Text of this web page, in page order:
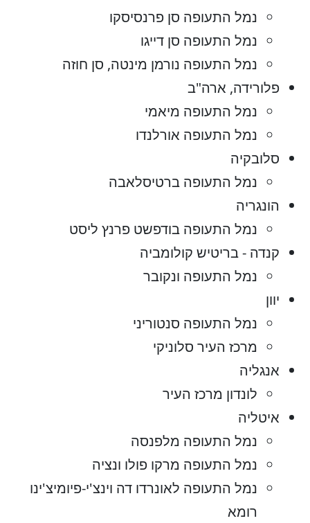
נמל התעופה סן פרנסיסקו
נמל התעופה סן דייגו
נמל התעופה נורמן מינטה, סן חוזה
פלורידה, ארה"ב
נמל התעופה מיאמי
נמל התעופה אורלנדו
סלובקיה
נמל התעופה ברטיסלאבה
הונגריה
נמל התעופה בודפשט פרנץ ליסט
קנדה - בריטיש קולומביה
נמל התעופה ונקובר
יוון
נמל התעופה סנטוריני
מרכז העיר סלוניקי
אנגליה
לונדון מרכז העיר
איטליה
נמל התעופה מלפנסה
נמל התעופה מרקו פולו ונציה
נמל התעופה לאונרדו דה וינצ'י-פיומיצ'ינו
רומא